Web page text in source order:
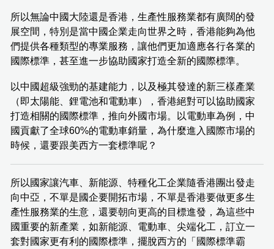
所以無論中國大陸還是香港，生產性服務業都有廣闊的發
展空間，特別是當中國企業走向世界之時，香港能夠為他
們提供各種類型的專業服務，讓他們更加適應各行各業的
國際標準，甚至進一步協助國家打造全新的國際標準。
以中國超級強勁的基建能力，以及極其發達的新三樣產業
（即太陽能、鋰電池和電動車），香港絕對可以協助國家
打造相關的國際標準，推向外國市場。以電動車為例，中
國貢獻了全球60%的電動車銷量，為什麼進入國際市場的
時候，還要跟美西方一套標準呢？
所以國家讓汽車、新能源、特種化工企業隨香港團出發走
向中亞，不單是國企要開拓市場，不單是香港要做更多生
產性服務業的生意，還要朝向更高的目標進發，為這些中
國重要的新產業，如新能源、電動車、尖端化工，訂立一
套對國家更有利的國際標準，擺脫西方的「國際標準霸